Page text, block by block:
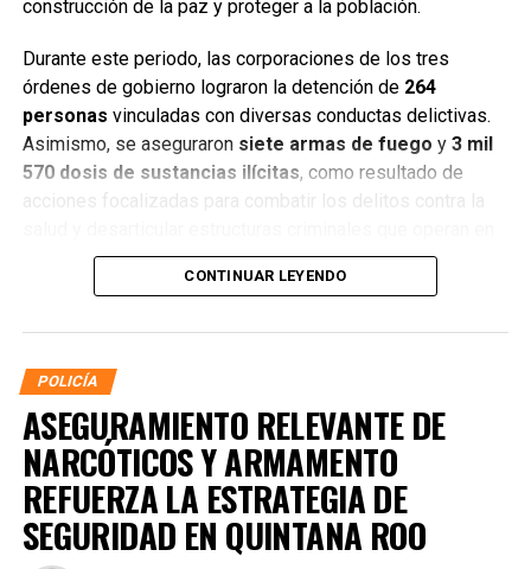
construcción de la paz y proteger a la población.
Durante este periodo, las corporaciones de los tres
órdenes de gobierno lograron la detención de 264
personas vinculadas con diversas conductas delictivas.
Asimismo, se aseguraron siete armas de fuego y 3 mil
570 dosis de sustancias ilícitas, como resultado de
acciones focalizadas para combatir los delitos contra la
distintos municipios.
CONTINUAR LEYENDO
POLICÍA
ASEGURAMIENTO RELEVANTE DE
NARCÓTICOS Y ARMAMENTO
REFUERZA LA ESTRATEGIA DE
SEGURIDAD EN QUINTANA ROO